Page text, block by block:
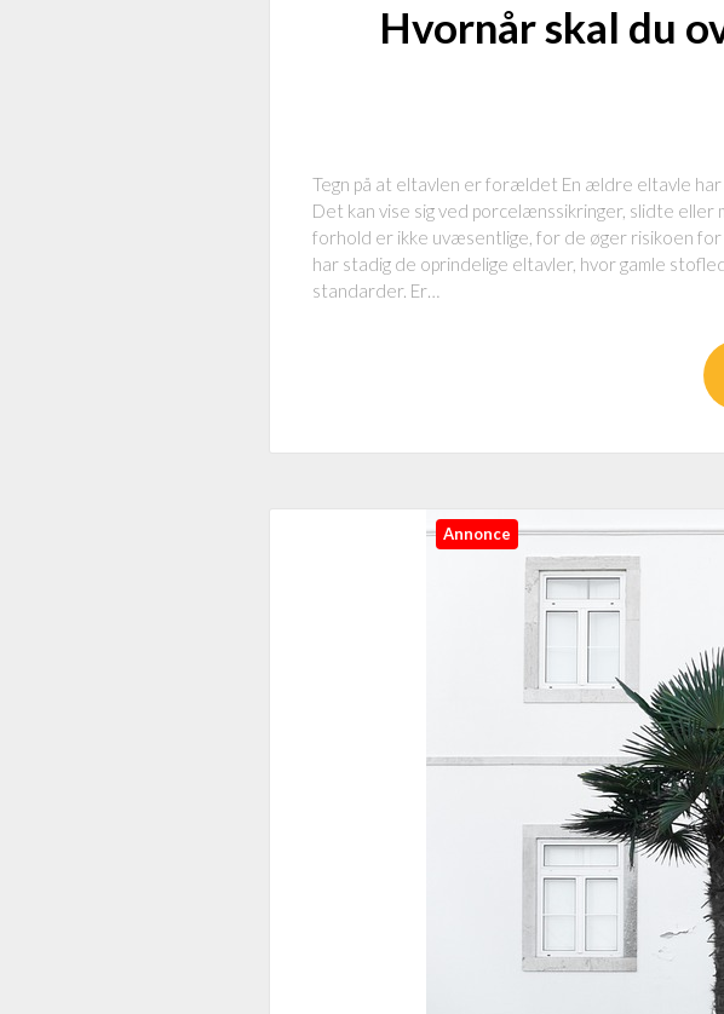
Hvornår skal du
Tegn på at eltavlen er forældet En ældre eltavle
Det kan vise sig ved porcelænssikringer, slidte
forhold er ikke uvæsentlige, for de øger risikoen
har stadig de oprindelige eltavler, hvor gamle
standarder. Er…
Annonce